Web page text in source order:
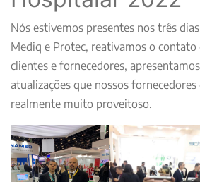
Nós estivemos presentes nos três
Mediq e Protec, reativamos o contato
clientes e fornecedores,
atualizações que nossos
realmente muito proveitoso.